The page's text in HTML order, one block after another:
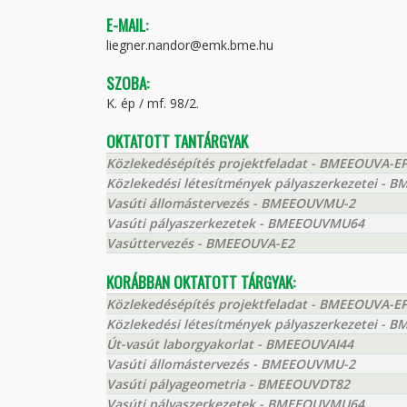
E-MAIL:
liegner.nandor@emk.bme.hu
SZOBA:
K. ép / mf. 98/2.
OKTATOTT TANTÁRGYAK
Közlekedésépítés projektfeladat - BMEEOUVA-
Közlekedési létesítmények pályaszerkezetei -
Vasúti állomástervezés - BMEEOUVMU-2
Vasúti pályaszerkezetek - BMEEOUVMU64
Vasúttervezés - BMEEOUVA-E2
KORÁBBAN OKTATOTT TÁRGYAK:
Közlekedésépítés projektfeladat - BMEEOUVA-
Közlekedési létesítmények pályaszerkezetei -
Út-vasút laborgyakorlat - BMEEOUVAI44
Vasúti állomástervezés - BMEEOUVMU-2
Vasúti pályageometria - BMEEOUVDT82